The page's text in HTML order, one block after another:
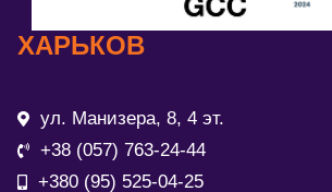
ХАРЬКОВ
ул. Манизера, 8, 4 эт.
+38 (057) 763-24-44
+380 (95) 525-04-25